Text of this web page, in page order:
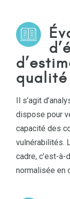
Il s’agit
dispose pour
capacité des
vulnérabilités.
cadre, c’est-à-
normalisée en